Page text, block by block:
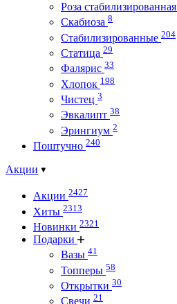
Роза стабилизированная
Скабиоза 8
Стабилизированные 204
Статица 29
Фалярис 33
Хлопок 198
Чистец 3
Эвкалипт 38
Эрингиум 2
Поштучно 240
Акции
Акции 2427
Хиты 2313
Новинки 2321
Подарки
Вазы 41
Топперы 58
Открытки 30
Свечи 21